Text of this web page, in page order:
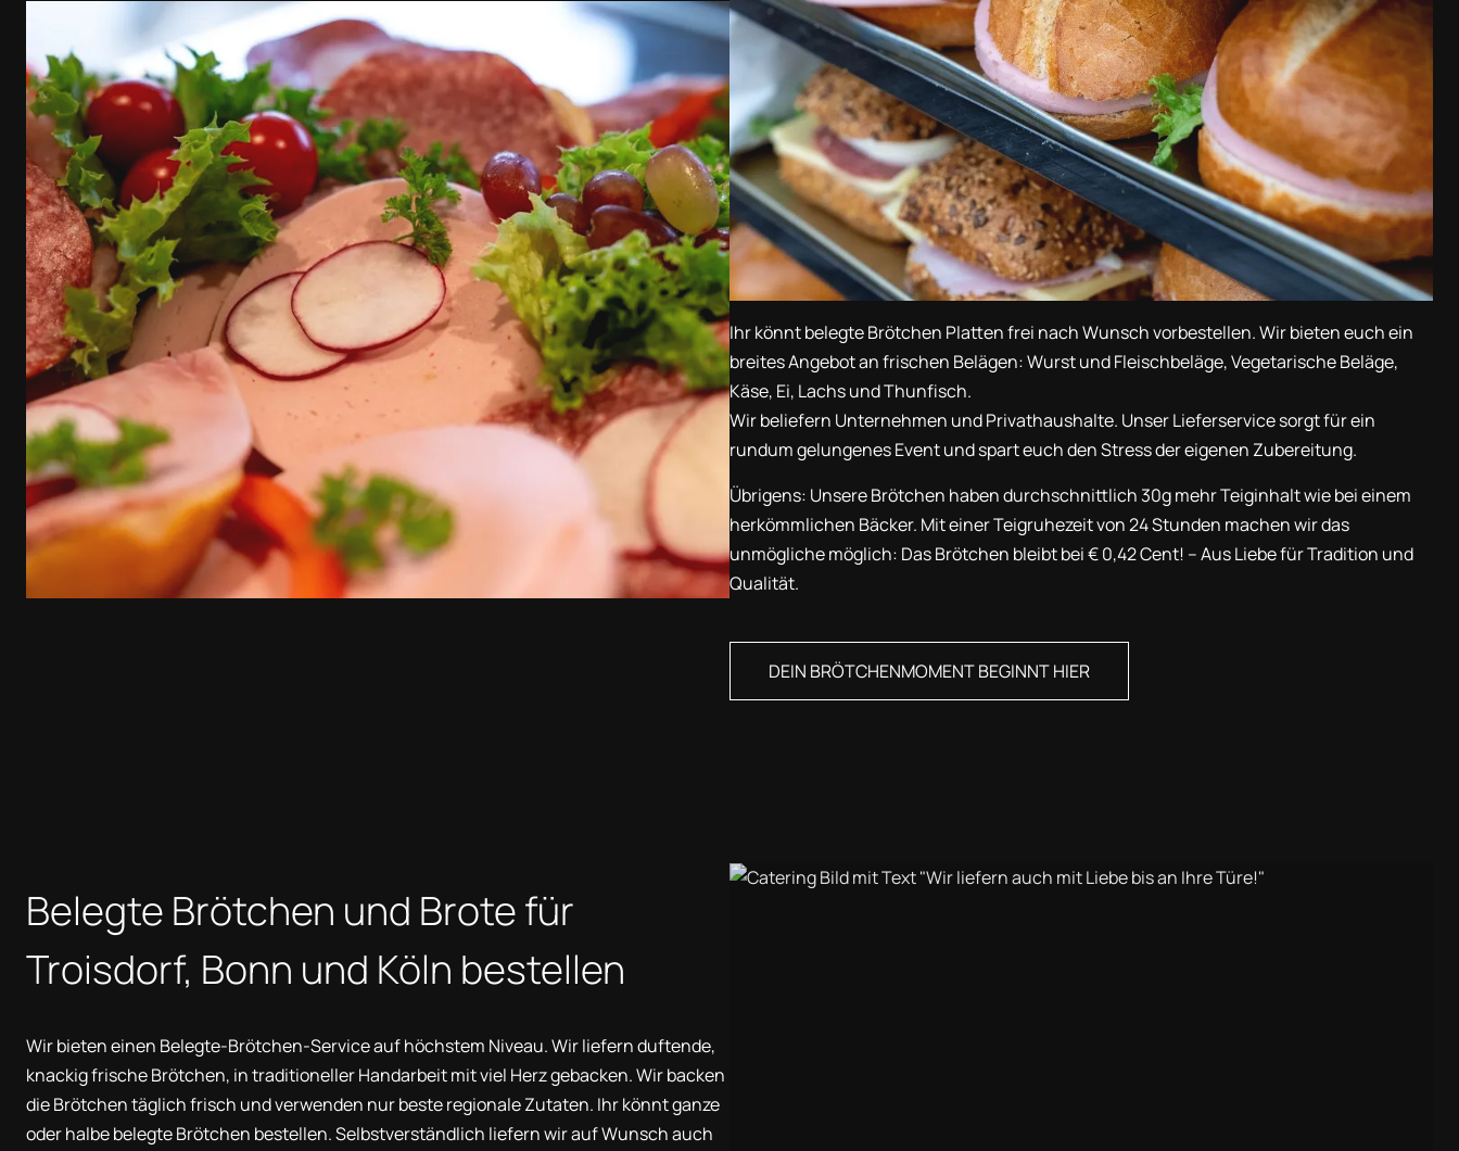
Ihr könnt belegte Brötchen Platten frei nach Wunsch vorbestellen. Wir bieten euch ein
breites Angebot an frischen Belägen: Wurst und Fleischbeläge, Vegetarische Beläge,
Käse, Ei, Lachs und Thunfisch.
Wir beliefern Unternehmen und Privathaushalte. Unser Lieferservice sorgt für ein
rundum gelungenes Event und spart euch den Stress der eigenen Zubereitung.
Übrigens: Unsere Brötchen haben durchschnittlich 30g mehr Teiginhalt wie bei einem
herkömmlichen Bäcker. Mit einer Teigruhezeit von 24 Stunden machen wir das
unmögliche möglich: Das Brötchen bleibt bei € 0,42 Cent! – Aus Liebe für Tradition und
Qualität.
DEIN BRÖTCHENMOMENT BEGINNT HIER
Belegte Brötchen und Brote für
Troisdorf, Bonn und Köln bestellen
Wir bieten einen Belegte-Brötchen-Service auf höchstem Niveau. Wir liefern duftende,
knackig frische Brötchen, in traditioneller Handarbeit mit viel Herz gebacken. Wir backen
die Brötchen täglich frisch und verwenden nur beste regionale Zutaten. Ihr könnt ganze
oder halbe belegte Brötchen bestellen. Selbstverständlich liefern wir auf Wunsch auch